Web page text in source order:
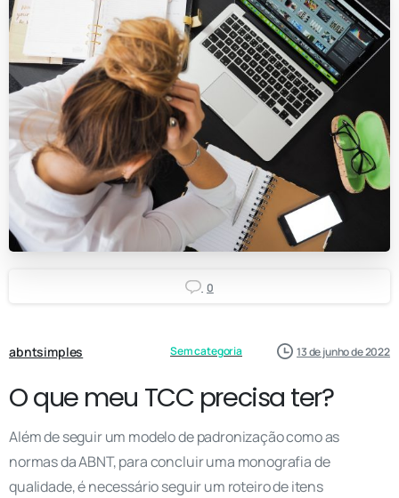
0
abntsimples Sem categoria 13 de junho de 2022
O que meu TCC precisa ter?
Além de seguir um modelo de padronização como as
normas da ABNT, para concluir uma monografia de
qualidade, é necessário seguir um roteiro de itens